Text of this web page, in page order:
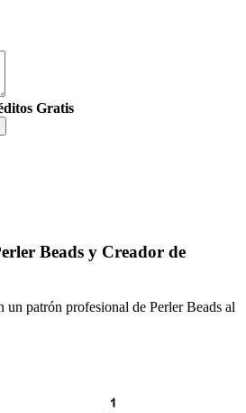
Gratis
Beads y Creador de
patrón profesional de Perler Beads al